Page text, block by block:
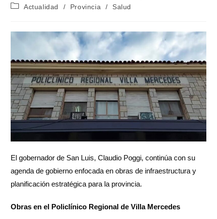
Actualidad
/ Provincia / Salud
El gobernador de San Luis, Claudio Poggi, continúa con su
agenda de gobierno enfocada en obras de infraestructura y
planificación estratégica para la provincia.
Obras en el Policlínico Regional de Villa Mercedes